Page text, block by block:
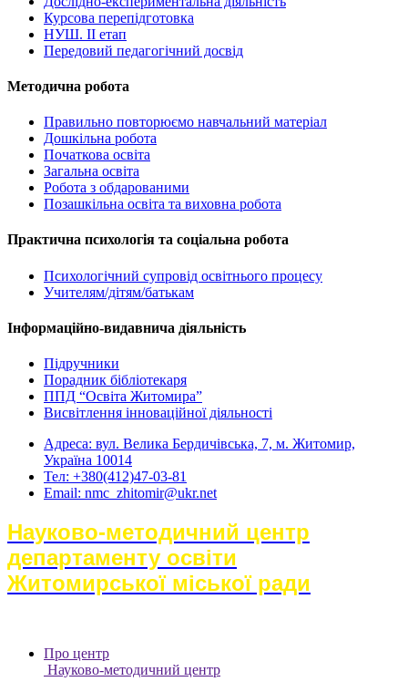
Курсова перепідготовка
НУШ. ІІ етап
Передовий педагогічний досвід
Методична робота
Правильно повторюємо навчальний матеріал
Дошкільна робота
Початкова освіта
Загальна освіта
Робота з обдарованими
Позашкільна освіта та виховна робота
Практична психологія та соціальна робота
Психологічний супровід освітнього процесу
Учителям/дітям/батькам
Інформаційно-видавнича діяльність
Підручники
Порадник бібліотекаря
ППД “Освіта Житомира”
Висвітлення інноваційної діяльності
Адреса: вул. Велика Бердичівська, 7, м. Житомир,
Україна 10014
Тел: +380(412)47-03-81
Email: nmc_zhitomir@ukr.net
Науково-методичний центр
департаменту освіти
Житомирської міської ради
Про центр
Науково-методичний центр